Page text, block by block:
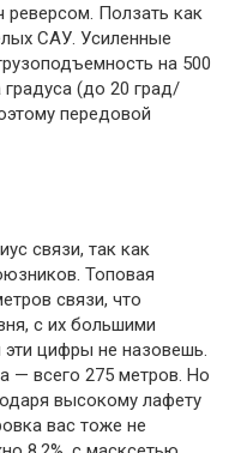
реверсом. Ползать как
САУ. Усиленные
на 500
градуса (до 20 град/
передовой
связи, так как
Топовая
связи, что
с их большими
эти цифры не назовешь.
— всего 275 метров. Но
высокому лафету
вас тоже не